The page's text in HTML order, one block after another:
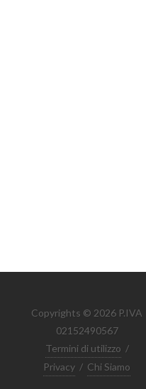
Copyrights © 2026 P.IVA
02152490567
Termini di utilizzo /
Privacy / Chi Siamo